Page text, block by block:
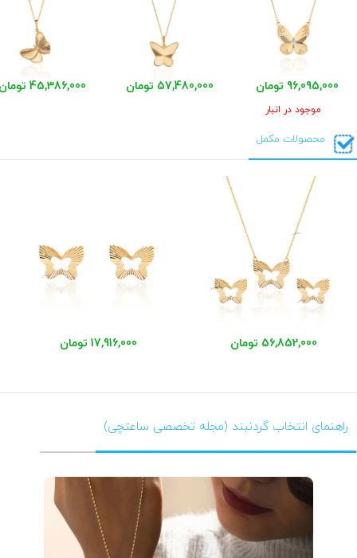
96,095,000 تومان
موجود در انبار
57,480,000 تومان 45,386,000 تومان
محصولات مکمل
56,852,000 تومان 17,916,000 تومان
راهنمای انتخاب گردنبند (مجله تخصصی ساعتچی)